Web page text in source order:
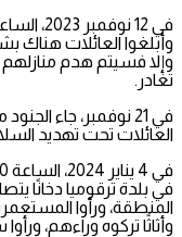
وأبلغوا العائلات هناك
وإلا فسيتم هدم منازلهم
تغادر.
في 21 نوفمبر، جاء
العائلات تحت تهديد
في بلدة ترقوميا دخانًا
المنطقة، ورأوا
وأثاثًا تركوه وراءهم،